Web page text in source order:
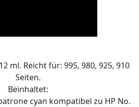
ml. Reicht für: 995, 980, 925, 910
Seiten.
Beinhaltet:
cyan kompatibel zu HP No.